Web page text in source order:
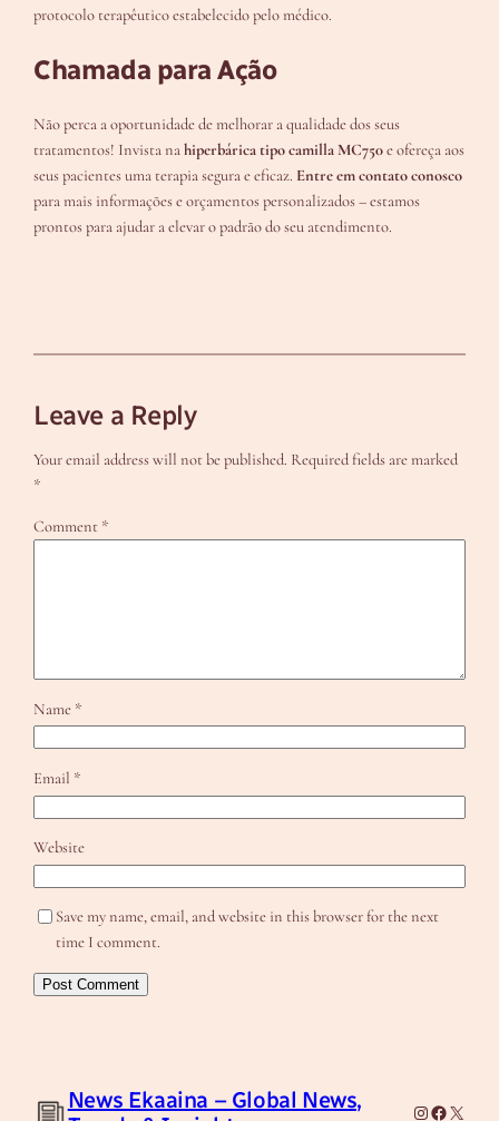
protocolo terapêutico estabelecido pelo médico.
Chamada para Ação
Não perca a oportunidade de melhorar a qualidade dos seus
tratamentos! Invista nahiperbárica tipo camilla MC750e ofereça aos
seus pacientes uma terapia segura e eficaz. Entre em contato conosco
para mais informações e orçamentos personalizados – estamos
prontos para ajudar a elevar o padrão do seu atendimento.
Leave a Reply
Your email address will not be published. Required fields are marked
*
Comment *
Name *
Email *
Website
Save my name, email, and website in this browser for the next
time I comment.
News Ekaaina – Global News,
Instagram
Facebook
X